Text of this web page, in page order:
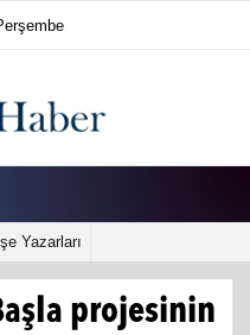
Yazarları
projesinin